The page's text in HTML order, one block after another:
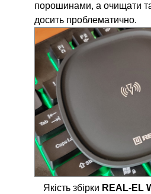
порошинами, а очищати
досить проблематично.
Якість збірки REAL-EL